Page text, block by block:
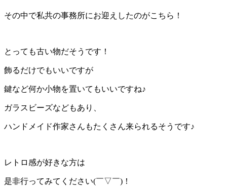
その中で私共の事務所にお迎えしたのがこちら！
とっても古い物だそうです！
飾るだけでもいいですが
鍵など何か小物を置いてもいいですね♪
ガラスビーズなどもあり、
ハンドメイド作家さんもたくさん来られるそうです♪
レトロ感が好きな方は
是非行ってみてください(￣▽￣)！